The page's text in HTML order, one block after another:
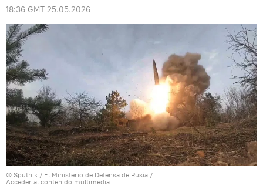
18:36 GMT 25.05.2026
© Sputnik / El Ministerio de Defensa de Rusia /
Acceder al contenido multimedia